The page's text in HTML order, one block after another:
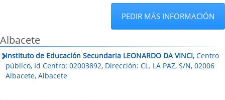
PEDIR MÁS INFORMACIÓN
Albacete
Instituto de Educación Secundaria LEONARDO DA VINCI, Centro
público, Id Centro: 02003892, Dirección: CL. LA PAZ, S/N, 02006
Albacete, Albacete